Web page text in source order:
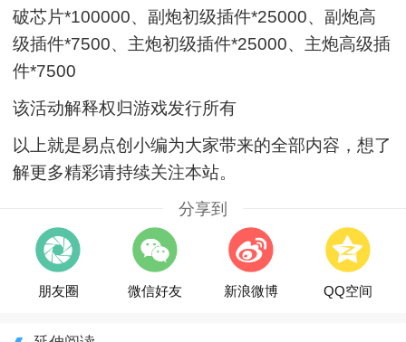
破芯片*100000、副炮初级插件*25000、副炮高
级插件*7500、主炮初级插件*25000、主炮高级插
件*7500
该活动解释权归游戏发行所有
以上就是易点创小编为大家带来的全部内容，想了
解更多精彩请持续关注本站。
分享到
朋友圈 微信好友 新浪微博 QQ空间